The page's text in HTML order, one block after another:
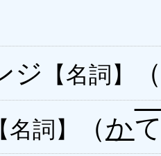
ジ 【名詞】
（
【名詞】 （か